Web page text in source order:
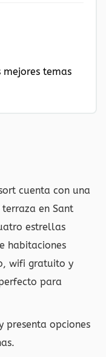
mejores temas
cuenta con una
en Sant
estrellas
habitaciones
wifi gratuito y
para
presenta opciones